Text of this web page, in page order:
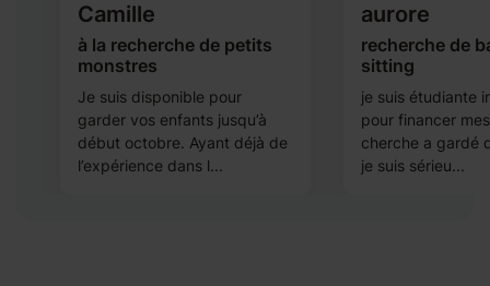
Camille
à la recherche de petits
monstres
Je suis disponible pour
garder vos enfants jusqu’à
début octobre. Ayant déjà de
l’expérience dans l...
aurore
recherche de
sitting
je suis étudiante
pour financer
cherche a gardé
je suis sérieu...